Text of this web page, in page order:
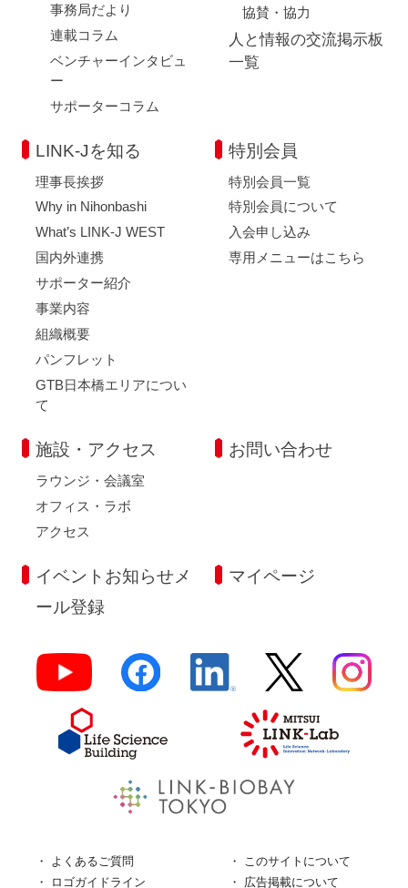
事務局だより
連載コラム
ベンチャーインタビュ
ー
サポーターコラム
協賛・協力
人と情報の交流掲示板
一覧
LINK-Jを知る
理事長挨拶
Why in Nihonbashi
What’s LINK-J WEST
国内外連携
サポーター紹介
事業内容
組織概要
パンフレット
GTB日本橋エリアについ
て
特別会員
特別会員一覧
特別会員について
入会申し込み
専用メニューはこちら
施設・アクセス
ラウンジ・会議室
オフィス・ラボ
アクセス
お問い合わせ
イベントお知らせメ
ール登録
マイページ
よくあるご質問
このサイトについて
ロゴガイドライン
広告掲載について